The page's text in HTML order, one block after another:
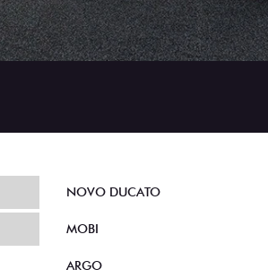
NOVO DUCATO
MOBI
ARGO